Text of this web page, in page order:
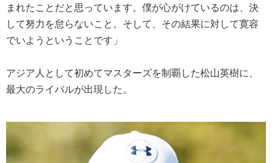
まれたことだと思っています。僕が心がけているのは、決
して努力を怠らないこと。そして、その結果に対して寛容
でいようということです」
アジア人として初めてマスターズを制覇した松山英樹に、
最大のライバルが出現した。